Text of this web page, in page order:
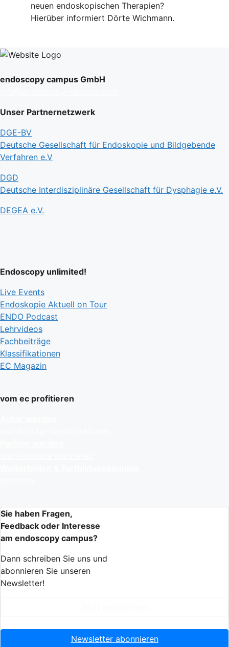
neuen endoskopischen Therapien?
Hierüber informiert Dörte Wichmann.
endoscopy campus GmbH
Unser Partnernetzwerk
DGE-BV
Deutsche Gesellschaft für Endoskopie und Bildgebende
Verfahren e.V
DGD
Deutsche Interdisziplinäre Gesellschaft für Dysphagie e.V.
DEGEA e.V.
Endoscopy unlimited!
Live Events
Endoskopie Aktuell on Tour
ENDO Podcast
Lehrvideos
Fachbeiträge
Klassifikationen
EC Magazin
vom ec profitieren
Sie haben Fragen,
Feedback oder Interesse
am endoscopy campus?
Dann schreiben Sie uns und
abonnieren Sie unseren
Newsletter!
Newsletter abonnieren